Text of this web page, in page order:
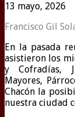
13 mayo, 2026
Francisco Gil
En la pasada
asistieron los
y Cofradías,
Mayores,
Chacón la
nuestra ciudad